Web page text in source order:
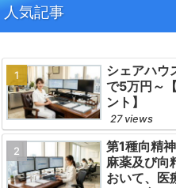
ル」の3点
的ケアの軸
人気記事
シェアハウ
で5万円～
ント】
27 views
第1種向精
麻薬及び向
おいて、医